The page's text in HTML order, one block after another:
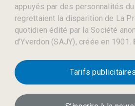
appuyés par des personnalités
regrettaient la disparition de La
quotidien édité par la Société
d’Yverdon (SAJY), créée en 1901.
Tarifs publicitaires